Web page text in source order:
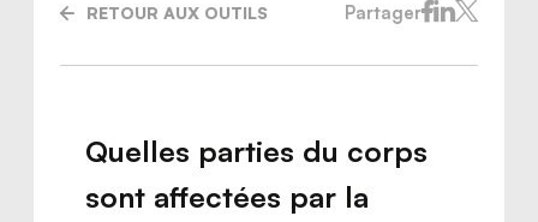
RETOUR AUX OUTILS Partager
Quelles parties du corps
sont affectées par la